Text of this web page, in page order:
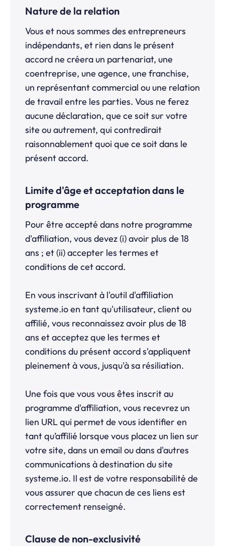
Nature de la relation
Vous et nous sommes des entrepreneurs
indépendants, et rien dans le présent
accord ne créera un partenariat, une
coentreprise, une agence, une franchise,
un représentant commercial ou une relation
de travail entre les parties. Vous ne ferez
aucune déclaration, que ce soit sur votre
site ou autrement, qui contredirait
raisonnablement quoi que ce soit dans le
présent accord.
Limite d'âge et acceptation dans le
programme
Pour être accepté dans notre programme
d'affiliation, vous devez (i) avoir plus de 18
ans ; et (ii) accepter les termes et
conditions de cet accord.
En vous inscrivant à l'outil d'affiliation
systeme.ioen tant qu'utilisateur, client ou
affilié, vous reconnaissez avoir plus de 18
ans et acceptez que les termes et
conditions du présent accord s'appliquent
pleinement à vous, jusqu'à sa résiliation.
Une fois que vous vous êtes inscrit au
programme d'affiliation, vous recevrez un
lien URL qui permet de vous identifier en
tant qu’affilié lorsque vous placez un lien sur
votre site, dans un email ou dans d'autres
communications à destination du site
systeme.io. Il est de votre responsabilité de
vous assurer que chacun de ces liens est
correctement renseigné.
Clause de non-exclusivité